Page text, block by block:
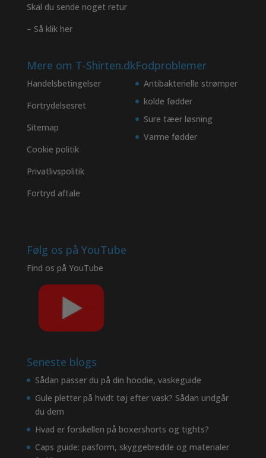
Skal du sende noget retur
– Så klik her
Mere om T-Shirten.dk
Handelsbetingelser
Fortrydelsesret
Sitemap
Cookie politik
Privatlivspolitik
Fortryd aftale
Fodproblemer
Antibakterielle strømper
kolde fødder
Sure tæer løsning
Varme fødder
Følg os på YouTube
Find os på YouTube
Seneste blogs
Sådan passer du på din hoodie, vaskeguide
Gule pletter på hvidt tøj efter vask? Sådan undgår
du dem
Hvad er forskellen på boxershorts og tights?
Caps guide: pasform, skyggebredde og materialer